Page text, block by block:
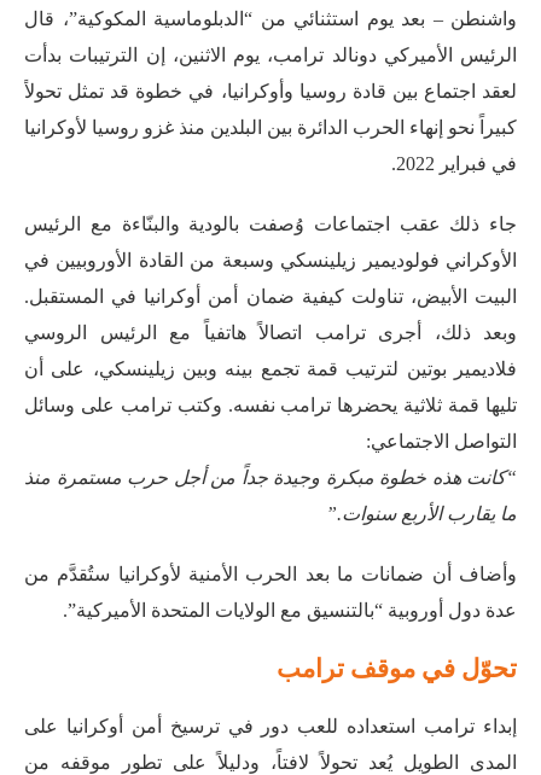
واشنطن – بعد يوم استثنائي من “الدبلوماسية المكوكية”، قال
الرئيس الأميركي دونالد ترامب، يوم الاثنين، إن الترتيبات بدأت
لعقد اجتماع بين قادة روسيا وأوكرانيا، في خطوة قد تمثل تحولاً
كبيراً نحو إنهاء الحرب الدائرة بين البلدين منذ غزو روسيا لأوكرانيا
في فبراير 2022.
جاء ذلك عقب اجتماعات وُصفت بالودية والبنّاءة مع الرئيس
الأوكراني فولوديمير زيلينسكي وسبعة من القادة الأوروبيين في
البيت الأبيض، تناولت كيفية ضمان أمن أوكرانيا في المستقبل.
وبعد ذلك، أجرى ترامب اتصالاً هاتفياً مع الرئيس الروسي
فلاديمير بوتين لترتيب قمة تجمع بينه وبين زيلينسكي، على أن
تليها قمة ثلاثية يحضرها ترامب نفسه. وكتب ترامب على وسائل
التواصل الاجتماعي:
“كانت هذه خطوة مبكرة وجيدة جداً من أجل حرب مستمرة منذ
ما يقارب الأربع سنوات.”
وأضاف أن ضمانات ما بعد الحرب الأمنية لأوكرانيا ستُقدَّم من
عدة دول أوروبية “بالتنسيق مع الولايات المتحدة الأميركية”.
تحوّل في موقف ترامب
إبداء ترامب استعداده للعب دور في ترسيخ أمن أوكرانيا على
المدى الطويل يُعد تحولاً لافتاً، ودليلاً على تطور موقفه من